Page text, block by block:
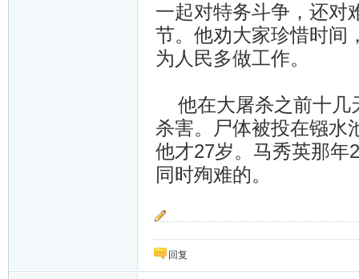
一起对特务斗争，还对
节。他劝大家珍惜时间
为人民多做工作。
他在大屠杀之前十几
杀害。尸体被投在镪水
他才27岁。马秀英那年
同时殉难的。
“按预定计划，岁寒只能把大家送到这里，她
回复